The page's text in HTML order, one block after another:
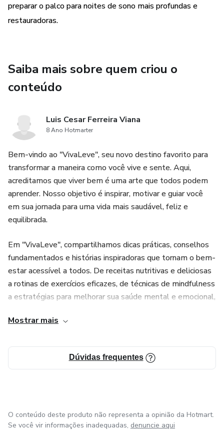
preparar o palco para noites de sono mais profundas e
restauradoras.
Saiba mais sobre quem criou o
conteúdo
Luis Cesar Ferreira Viana
8 Ano Hotmarter
Bem-vindo ao "VivaLeve", seu novo destino favorito para
transformar a maneira como você vive e sente. Aqui,
acreditamos que viver bem é uma arte que todos podem
aprender. Nosso objetivo é inspirar, motivar e guiar você
em sua jornada para uma vida mais saudável, feliz e
equilibrada.
Em "VivaLeve", compartilhamos dicas práticas, conselhos
fundamentados e histórias inspiradoras que tornam o bem-
estar acessível a todos. De receitas nutritivas e deliciosas
a rotinas de exercícios eficazes, de técnicas de mindfulness
a estratégias para melhorar sua saúde mental e emocional,
próprio caminho para viver leve.
Junte-se a nossa comunidade crescente de pessoas que
escolheram abraçar uma vida mais plena e satisfatória. Se
você.
Mostrar mais
Dúvidas frequentes
O conteúdo deste produto não representa a opinião da Hotmart.
Se você vir informações inadequadas, denuncie aqui